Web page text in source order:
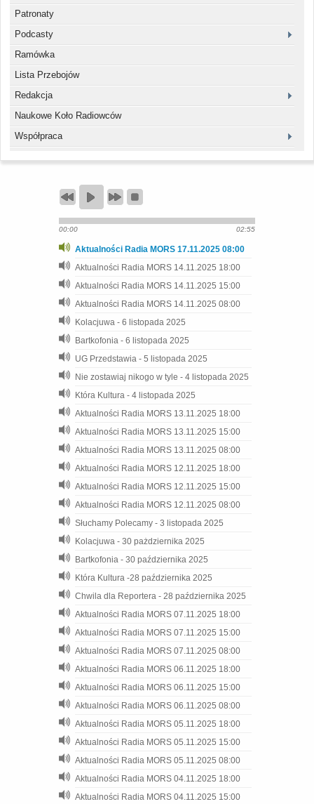
Patronaty
Podcasty
Ramówka
Lista Przebojów
Redakcja
Naukowe Koło Radiowców
Współpraca
00:00 02:55
Aktualności Radia MORS 17.11.2025 08:00
Aktualności Radia MORS 14.11.2025 18:00
Aktualności Radia MORS 14.11.2025 15:00
Aktualności Radia MORS 14.11.2025 08:00
Kolacjuwa - 6 listopada 2025
Bartkofonia - 6 listopada 2025
UG Przedstawia - 5 listopada 2025
Nie zostawiaj nikogo w tyle - 4 listopada 2025
Która Kultura - 4 listopada 2025
Aktualności Radia MORS 13.11.2025 18:00
Aktualności Radia MORS 13.11.2025 15:00
Aktualności Radia MORS 13.11.2025 08:00
Aktualności Radia MORS 12.11.2025 18:00
Aktualności Radia MORS 12.11.2025 15:00
Aktualności Radia MORS 12.11.2025 08:00
Słuchamy Polecamy - 3 listopada 2025
Kolacjuwa - 30 pażdziernika 2025
Bartkofonia - 30 października 2025
Która Kultura -28 października 2025
Chwila dla Reportera - 28 października 2025
Aktualności Radia MORS 07.11.2025 18:00
Aktualności Radia MORS 07.11.2025 15:00
Aktualności Radia MORS 07.11.2025 08:00
Aktualności Radia MORS 06.11.2025 18:00
Aktualności Radia MORS 06.11.2025 15:00
Aktualności Radia MORS 06.11.2025 08:00
Aktualności Radia MORS 05.11.2025 18:00
Aktualności Radia MORS 05.11.2025 15:00
Aktualności Radia MORS 05.11.2025 08:00
Aktualności Radia MORS 04.11.2025 18:00
Aktualności Radia MORS 04.11.2025 15:00